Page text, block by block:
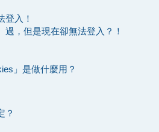
登入！
，但是現在卻無法登入？！
」是做什麼用？
？